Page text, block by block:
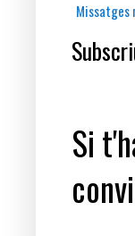
Missatges
Si